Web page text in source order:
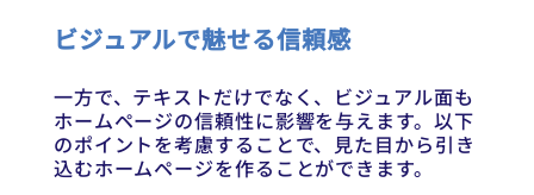
ビジュアルで魅せる信頼感
一方で、テキストだけでなく、ビジュアル面も
ホームページの信頼性に影響を与えます。以下
のポイントを考慮することで、見た目から引き
込むホームページを作ることができます。